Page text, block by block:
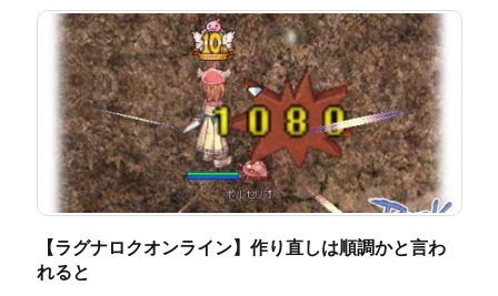
【ラグナロクオンライン】作り直しは順調かと言わ
れると